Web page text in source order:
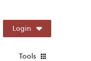
Login
Tools